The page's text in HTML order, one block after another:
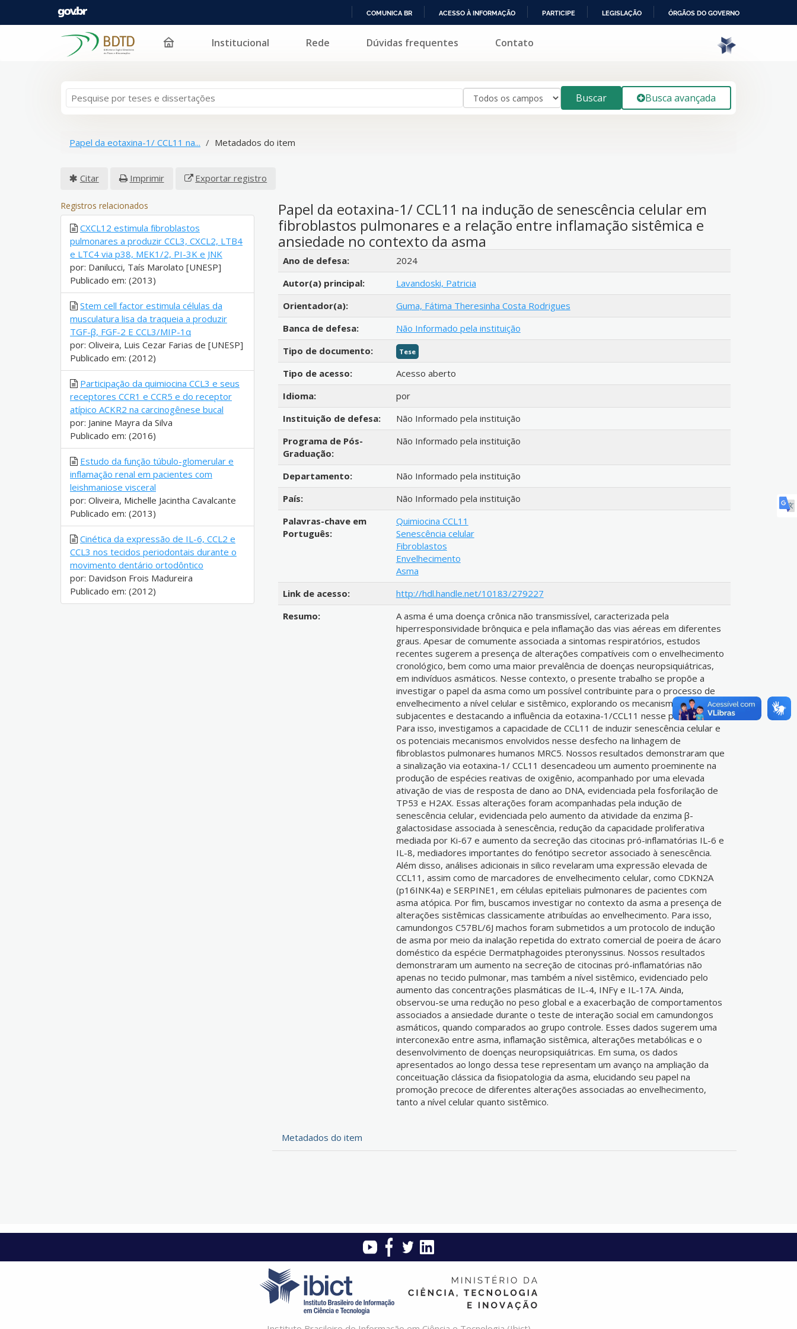
PARA
COMUNICA BR ACESSO À INFORMAÇÃO PARTICIPE LEGISLAÇÃO ÓRGÃOS DO GOVERNO
Pular para o conteúdo Institucional Rede Dúvidas frequentes Contato
Buscar Busca avançada
Papel da eotaxina-1/ CCL11 na... Metadados do item
Citar Imprimir Exportar registro
Papel da eotaxina-1/ CCL11 na indução de senescência celular em
fibroblastos pulmonares e a relação entre inflamação sistêmica e
ansiedade no contexto da asma
Detalhes bibliográficos
Ano de defesa:
2024
Autor(a) principal:
Lavandoski, Patricia
Orientador(a):
Guma, Fátima Theresinha Costa Rodrigues
Banca de defesa:
Não Informado pela instituição
Tipo de documento:
Tese
Tipo de acesso:
Acesso aberto
Idioma:
por
Instituição de defesa:
Não Informado pela instituição
Programa de Pós-
Graduação:
Não Informado pela instituição
Departamento:
Não Informado pela instituição
País:
Não Informado pela instituição
Palavras-chave em
Português:
Quimiocina CCL11
Senescência celular
Fibroblastos
Envelhecimento
Asma
Link de acesso:
http://hdl.handle.net/10183/279227
Resumo:
A asma é uma doença crônica não transmissível, caracterizada pela
hiperresponsividade brônquica e pela inflamação das vias aéreas em diferentes
graus. Apesar de comumente associada a sintomas respiratórios, estudos
recentes sugerem a presença de alterações compatíveis com o envelhecimento
cronológico, bem como uma maior prevalência de doenças neuropsiquiátricas,
em indivíduos asmáticos. Nesse contexto, o presente trabalho se propõe a
investigar o papel da asma como um possível contribuinte para o processo de
envelhecimento a nível celular e sistêmico, explorando os mecanismos
subjacentes e destacando a influência da eotaxina-1/CCL11 nesse processo.
Para isso, investigamos a capacidade de CCL11 de induzir senescência celular e
os potenciais mecanismos envolvidos nesse desfecho na linhagem de
fibroblastos pulmonares humanos MRC5. Nossos resultados demonstraram que
a sinalização via eotaxina-1/ CCL11 desencadeou um aumento proeminente na
produção de espécies reativas de oxigênio, acompanhado por uma elevada
ativação de vias de resposta de dano ao DNA, evidenciada pela fosforilação de
TP53 e H2AX. Essas alterações foram acompanhadas pela indução de
senescência celular, evidenciada pelo aumento da atividade da enzima β-
galactosidase associada à senescência, redução da capacidade proliferativa
mediada por Ki-67 e aumento da secreção das citocinas pró-inflamatórias IL-6 e
IL-8, mediadores importantes do fenótipo secretor associado à senescência.
Além disso, análises adicionais in silico revelaram uma expressão elevada de
CCL11, assim como de marcadores de envelhecimento celular, como CDKN2A
(p16INK4a) e SERPINE1, em células epiteliais pulmonares de pacientes com
asma atópica. Por fim, buscamos investigar no contexto da asma a presença de
alterações sistêmicas classicamente atribuídas ao envelhecimento. Para isso,
camundongos C57BL/6J machos foram submetidos a um protocolo de indução
de asma por meio da inalação repetida do extrato comercial de poeira de ácaro
doméstico da espécie Dermatphagoides pteronyssinus. Nossos resultados
demonstraram um aumento na secreção de citocinas pró-inflamatórias não
apenas no tecido pulmonar, mas também a nível sistêmico, evidenciado pelo
aumento das concentrações plasmáticas de IL-4, INFγ e IL-17A. Ainda,
observou-se uma redução no peso global e a exacerbação de comportamentos
associados a ansiedade durante o teste de interação social em camundongos
asmáticos, quando comparados ao grupo controle. Esses dados sugerem uma
interconexão entre asma, inflamação sistêmica, alterações metabólicas e o
desenvolvimento de doenças neuropsiquiátricas. Em suma, os dados
apresentados ao longo dessa tese representam um avanço na ampliação da
conceituação clássica da fisiopatologia da asma, elucidando seu papel na
promoção precoce de diferentes alterações associadas ao envelhecimento,
tanto a nível celular quanto sistêmico.
Metadados do item
Registros relacionados
CXCL12 estimula fibroblastos
pulmonares a produzir CCL3, CXCL2, LTB4
e LTC4 via p38, MEK1/2, PI-3K e JNK
por: Danilucci, Taís Marolato [UNESP]
Publicado em: (2013)
Stem cell factor estimula células da
musculatura lisa da traqueia a produzir
TGF-β, FGF-2 E CCL3/MIP-1α
por: Oliveira, Luis Cezar Farias de [UNESP]
Publicado em: (2012)
Participação da quimiocina CCL3 e seus
receptores CCR1 e CCR5 e do receptor
atípico ACKR2 na carcinogênese bucal
por: Janine Mayra da Silva
Publicado em: (2016)
Estudo da função túbulo-glomerular e
inflamação renal em pacientes com
leishmaniose visceral
por: Oliveira, Michelle Jacintha Cavalcante
Publicado em: (2013)
Cinética da expressão de IL-6, CCL2 e
CCL3 nos tecidos periodontais durante o
movimento dentário ortodôntico
por: Davidson Frois Madureira
Publicado em: (2012)